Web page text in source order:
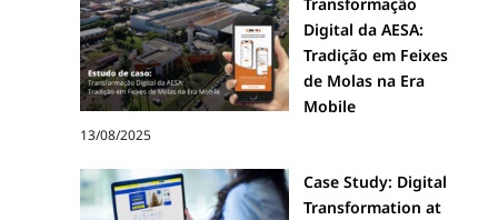
Digital da AESA:
Tradição em Feixes
de Molas na Era
Mobile
13/08/2025
Case Study: Digital
Transformation at